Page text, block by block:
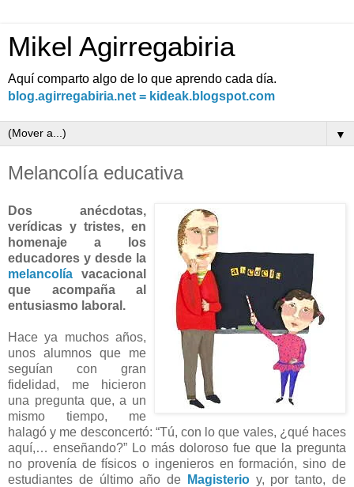
Mikel Agirregabiria
Aquí comparto algo de lo que aprendo cada día.
blog.agirregabiria.net = kideak.blogspot.com
▼
Melancolía educativa
Dos anécdotas,
verídicas y tristes, en
homenaje a los
educadores y desde la
melancolía vacacional
que acompaña al
entusiasmo laboral.
Hace ya muchos años,
unos alumnos que me
seguían con gran
fidelidad, me hicieron
una pregunta que, a un
mismo tiempo, me
halagó y me desconcertó: “Tú, con lo que vales, ¿qué haces
aquí,… enseñando?” Lo más doloroso fue que la pregunta
no provenía de físicos o ingenieros en formación, sino de
estudiantes de último año de
Magisterio y, por tanto, de